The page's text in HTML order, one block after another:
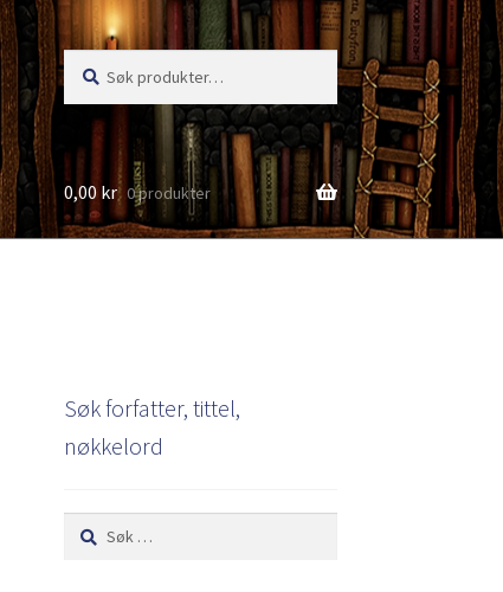
Søk
etter:
Søk
0,00 kr 0 produkter
Søk forfatter, tittel,
nøkkelord
Søk
etter: